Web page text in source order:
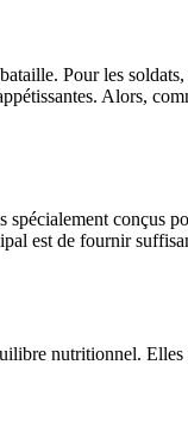
Pour les
Alors,
spécialement conçus
est de fournir
nutritionnel. Elles